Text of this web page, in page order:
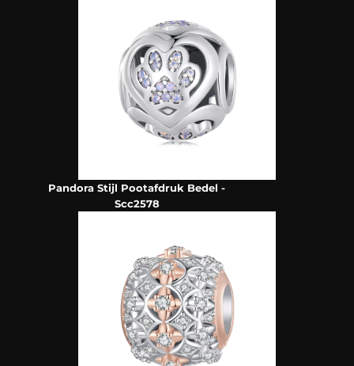
Pandora Stijl Pootafdruk Bedel -
Scc2578